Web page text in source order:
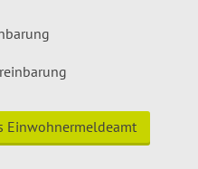
Einwohnermeldeamt